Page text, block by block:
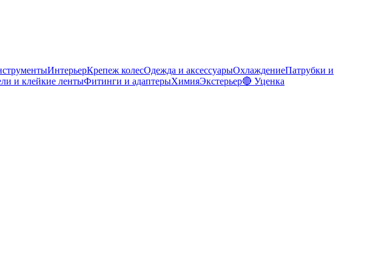
ИнтерьерКрепеж колесОдежда и аксессуарыОхлаждениеПатрубки и
и клейкие лентыФитинги и адаптерыХимияЭкстерьер🔴 Уценка